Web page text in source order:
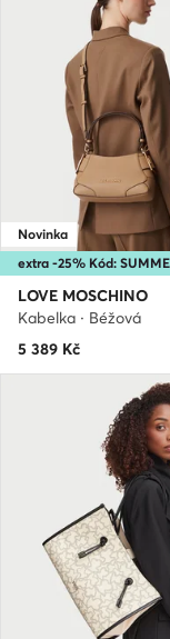
extra -25% Kód:
Novinka
LOVE MOSCHINO
Kabelka · Béžová
5 389 Kč